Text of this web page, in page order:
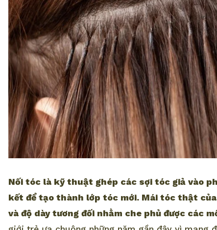
Nối tóc là kỹ thuật ghép các sợi tóc giả vào
kết để tạo thành lớp tóc mới. Mái tóc thật
và độ dày tương đối nhằm che phủ được các